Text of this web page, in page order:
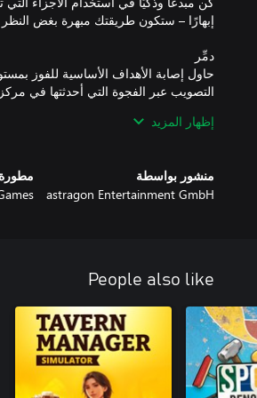
حاول إصابة الأهداف الأساسية للفوز
التصويب عبر الفجوة التي أحدثتها في
المحيط مثل الصمامات العملاقة لإطلاق
سبعة عوالم مع عدة مراحل تتضمن كل
مصنوعة يدويًا قابلة للتدمير. ستبدأ كل
لمعرفة كيفية استخدامها لتدمير كل
جرّب أنماط بناء جديدة. العب باستخدام
إظهار المزيد
منشور بواسطة
astragon Entertainment GmbH
People also like